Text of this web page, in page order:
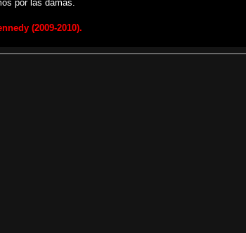
por las damas.
(2009-2010).